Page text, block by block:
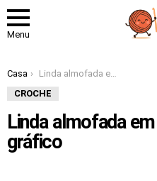
Menu
Você está aqui:
Casa
Linda almofada em crochê com gráfico
CROCHE
Linda almofada
gráfico